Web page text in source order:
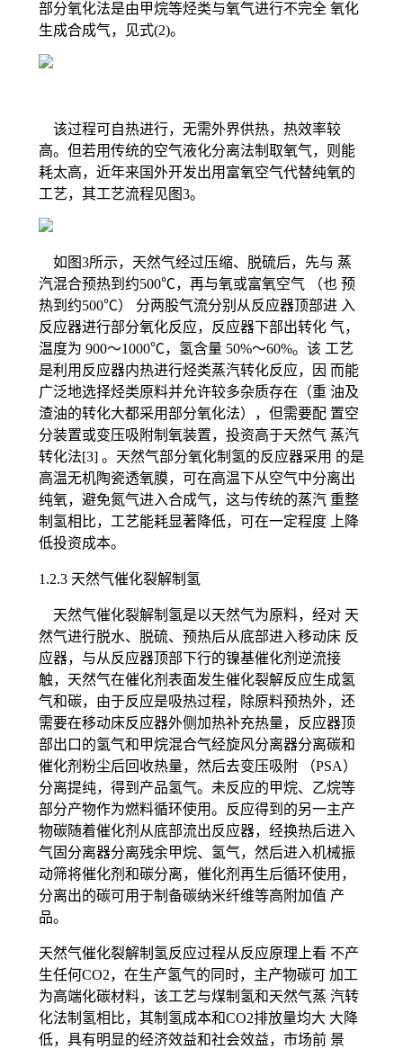
部分氧化法是由甲烷等烃类与氧气进行不完全 氧化
生成合成气，见式(2)。
该过程可自热进行，无需外界供热，热效率较
高。但若用传统的空气液化分离法制取氧气，则能
耗太高，近年来国外开发出用富氧空气代替纯氧的
工艺，其工艺流程见图3。
如图3所示，天然气经过压缩、脱硫后，先与 蒸
汽混合预热到约500℃，再与氧或富氧空气 （也 预
热到约500℃） 分两股气流分别从反应器顶部进 入
反应器进行部分氧化反应，反应器下部出转化 气，
温度为 900～1000℃，氢含量 50%～60%。该 工艺
是利用反应器内热进行烃类蒸汽转化反应，因 而能
广泛地选择烃类原料并允许较多杂质存在（重 油及
渣油的转化大都采用部分氧化法），但需要配 置空
分装置或变压吸附制氧装置，投资高于天然气 蒸汽
转化法[3] 。天然气部分氧化制氢的反应器采用 的是
高温无机陶瓷透氧膜，可在高温下从空气中分离出
纯氧，避免氮气进入合成气，这与传统的蒸汽 重整
制氢相比，工艺能耗显著降低，可在一定程度 上降
低投资成本。
1.2.3 天然气催化裂解制氢
天然气催化裂解制氢是以天然气为原料，经对 天
然气进行脱水、脱硫、预热后从底部进入移动床 反
应器，与从反应器顶部下行的镍基催化剂逆流接
触，天然气在催化剂表面发生催化裂解反应生成氢
气和碳，由于反应是吸热过程，除原料预热外，还
需要在移动床反应器外侧加热补充热量，反应器顶
部出口的氢气和甲烷混合气经旋风分离器分离碳和
催化剂粉尘后回收热量，然后去变压吸附 （PSA）
分离提纯，得到产品氢气。未反应的甲烷、乙烷等
部分产物作为燃料循环使用。反应得到的另一主产
物碳随着催化剂从底部流出反应器，经换热后进入
气固分离器分离残余甲烷、氢气，然后进入机械振
动筛将催化剂和碳分离，催化剂再生后循环使用，
分离出的碳可用于制备碳纳米纤维等高附加值 产
品。
天然气催化裂解制氢反应过程从反应原理上看 不产
生任何CO2，在生产氢气的同时，主产物碳可 加工
为高端化碳材料，该工艺与煤制氢和天然气蒸 汽转
化法制氢相比，其制氢成本和CO2排放量均大 大降
低，具有明显的经济效益和社会效益，市场前 景